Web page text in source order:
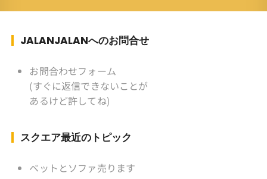
スポーツ ：水泳(浜名湾流古式泳法、競泳平泳
ク ソフトボール
監督 BKKソフトボール「おぼん
こぼん 」監督 マレーシア歴：1991年から31年
目 タイ歴 ：2001年から21年目
JALANJALANへのお問合せ
お問合わせフォーム
(すぐに返信できないことが
あるけど許してね)
スクエア最近のトピック
ベットとソファ売ります